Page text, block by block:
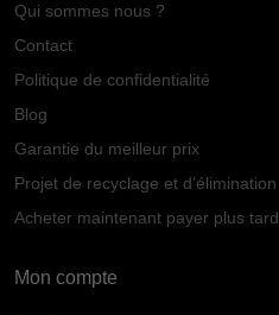
Qui sommes nous ?
Contact
Politique de confidentialité
Blog
Garantie du meilleur prix
Projet de recyclage et d’élimination
Acheter maintenant payer plus tard
Mon compte